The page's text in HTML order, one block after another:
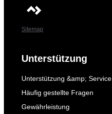
Sitemap
Unterstützung
Unterstützung &amp; Service
Häufig gestellte Fragen
Gewährleistung